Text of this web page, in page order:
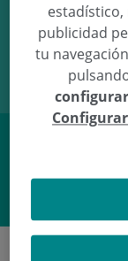
10/05/11
publicidad
tu
Configurar